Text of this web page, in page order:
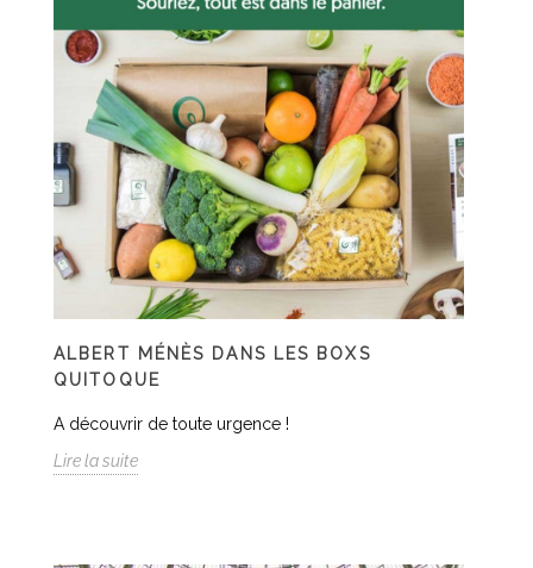
ALBERT MÉNÈS DANS LES BOXS
QUITOQUE
A découvrir de toute urgence !
Lire la suite